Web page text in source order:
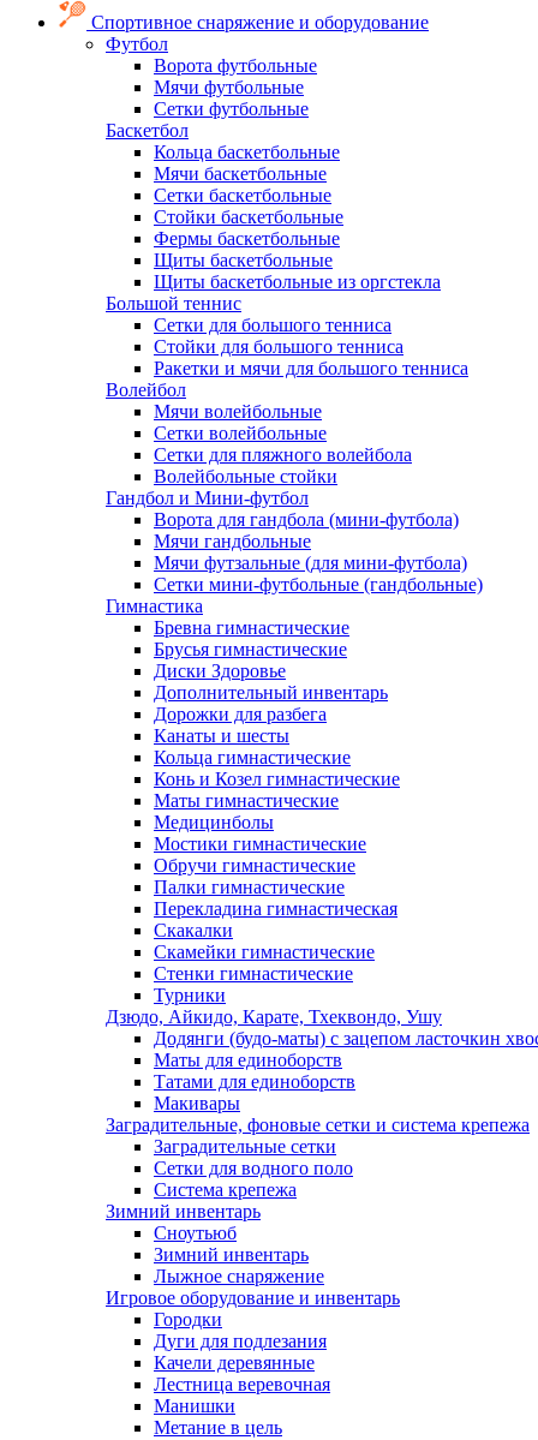
Спортивное снаряжение и оборудование
Футбол
Ворота футбольные
Мячи футбольные
Сетки футбольные
Баскетбол
Кольца баскетбольные
Мячи баскетбольные
Сетки баскетбольные
Стойки баскетбольные
Фермы баскетбольные
Щиты баскетбольные
Щиты баскетбольные из оргстекла
Большой теннис
Сетки для большого тенниса
Стойки для большого тенниса
Ракетки и мячи для большого тенниса
Волейбол
Мячи волейбольные
Сетки волейбольные
Сетки для пляжного волейбола
Волейбольные стойки
Гандбол и Мини-футбол
Ворота для гандбола (мини-футбола)
Мячи гандбольные
Мячи футзальные (для мини-футбола)
Сетки мини-футбольные (гандбольные)
Гимнастика
Бревна гимнастические
Брусья гимнастические
Диски Здоровье
Дополнительный инвентарь
Дорожки для разбега
Канаты и шесты
Кольца гимнастические
Конь и Козел гимнастические
Маты гимнастические
Медицинболы
Мостики гимнастические
Обручи гимнастические
Палки гимнастические
Перекладина гимнастическая
Скакалки
Скамейки гимнастические
Стенки гимнастические
Турники
Дзюдо, Айкидо, Карате, Тхеквондо, Ушу
Додянги (будо-маты) с зацепом ласточкин
Маты для единоборств
Татами для единоборств
Макивары
Заградительные, фоновые сетки и система крепежа
Заградительные сетки
Сетки для водного поло
Система крепежа
Зимний инвентарь
Сноутьюб
Зимний инвентарь
Лыжное снаряжение
Игровое оборудование и инвентарь
Городки
Дуги для подлезания
Качели деревянные
Лестница веревочная
Манишки
Метание в цель